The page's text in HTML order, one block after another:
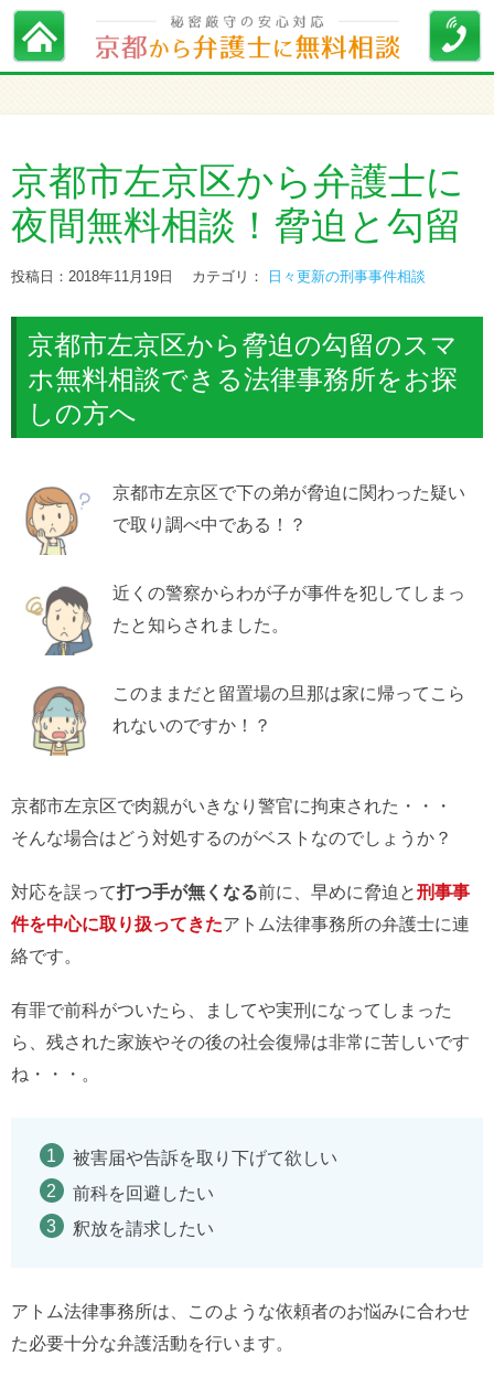
京都市左京区から弁護士に
夜間無料相談！脅迫と勾留
投稿日：2018年11月19日 カテゴリ： 日々更新の刑事事件相談
京都市左京区から脅迫の勾留のスマ
ホ無料相談できる法律事務所をお探
しの方へ
京都市左京区で下の弟が脅迫に関わった疑い
で取り調べ中である！？
近くの警察からわが子が事件を犯してしまっ
たと知らされました。
このままだと留置場の旦那は家に帰ってこら
れないのですか！？
京都市左京区で肉親がいきなり警官に拘束された・・・
そんな場合はどう対処するのがベストなのでしょうか？
対応を誤って打つ手が無くなる前に、早めに脅迫と刑事事
件を中心に取り扱ってきたアトム法律事務所の弁護士に連
絡です。
有罪で前科がついたら、ましてや実刑になってしまった
ら、残された家族やその後の社会復帰は非常に苦しいです
ね・・・。
被害届や告訴を取り下げて欲しい
前科を回避したい
釈放を請求したい
アトム法律事務所は、このような依頼者のお悩みに合わせ
た必要十分な弁護活動を行います。